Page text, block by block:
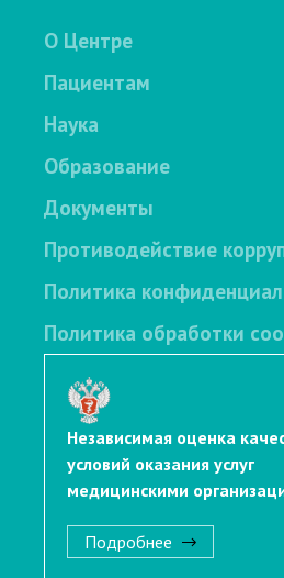
О Центре
Пациентам
Наука
Образование
Документы
Противодействие
Политика
Политика обработки
Независимая оценка
условий оказания услуг
медицинскими
Подробнее